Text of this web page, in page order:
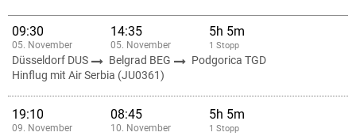
09:30
05. November
14:35
05. November
5h 5m
1 Stopp
Düsseldorf DUS Belgrad BEG
Podgorica TGD
Hinflug mit Air Serbia (JU0361)
19:10
09. November
08:45
10. November
5h 5m
1 Stopp